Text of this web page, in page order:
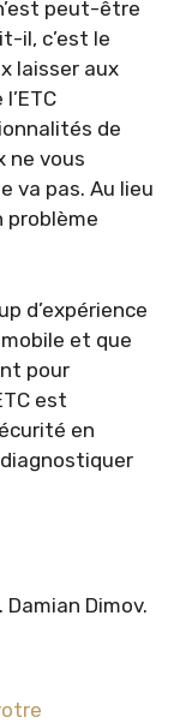
peut-être
il, c’est le
laisser aux
de
ne vous
va pas. Au lieu
problème
d’expérience
et que
pour
est
en
Dimov.